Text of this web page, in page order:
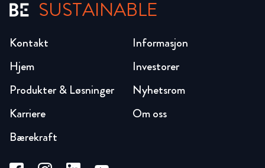
SUSTAINABLE
Hjem
Produkter & Løsninger
Karriere
Bærekraft
Investorer
Nyhetsrom
Om oss
Kontakt Informasjon